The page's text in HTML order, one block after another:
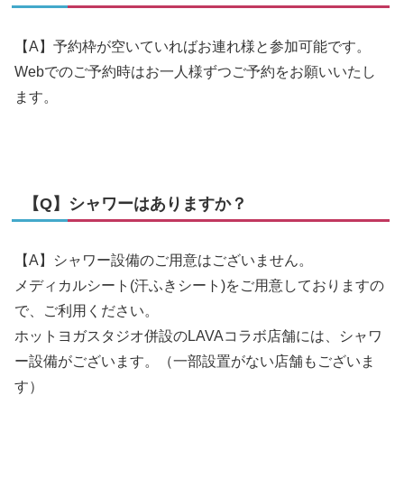
【A】予約枠が空いていればお連れ様と参加可能です。
Webでのご予約時はお一人様ずつご予約をお願いいたし
ます。
【Q】シャワーはありますか？
【A】シャワー設備のご用意はございません。
メディカルシート(汗ふきシート)をご用意しておりますの
で、ご利用ください。
ホットヨガスタジオ併設のLAVAコラボ店舗には、シャワ
ー設備がございます。（一部設置がない店舗もございま
す）